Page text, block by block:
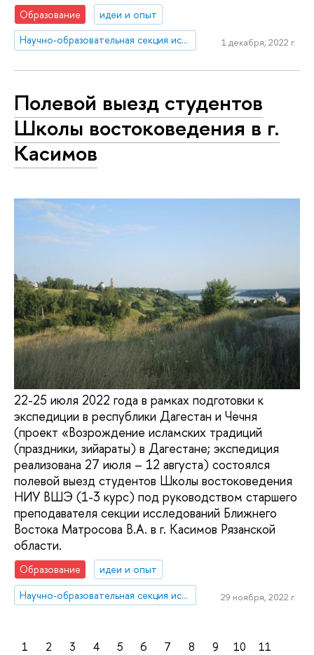
Образование
идеи и опыт
Научно-образовательная секция исследований Ближнего Востока и Северной Африки
1 декабря, 2022 г.
Полевой выезд студентов
Школы востоковедения в г.
Касимов
22-25 июля 2022 года в рамках подготовки к
экспедиции в республики Дагестан и Чечня
(проект «Возрождение исламских традиций
(праздники, зийараты) в Дагестане; экспедиция
реализована 27 июля – 12 августа) состоялся
полевой выезд студентов Школы востоковедения
НИУ ВШЭ (1-3 курс) под руководством старшего
преподавателя секции исследований Ближнего
Востока Матросова В.А. в г. Касимов Рязанской
области.
Образование
идеи и опыт
Научно-образовательная секция исследований Ближнего Востока и Северной Африки
29 ноября, 2022 г.
1 2 3 4 5 6 7 8 9 10
11